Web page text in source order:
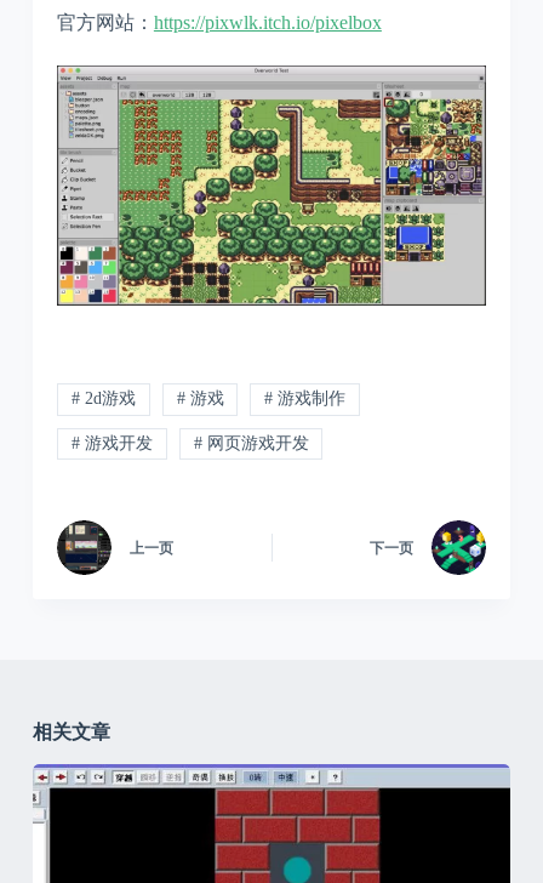
官方网站： https://pixwlk.itch.io/pixelbox
# 2d游戏 # 游戏 # 游戏制作
# 游戏开发 # 网页游戏开发
上一页 下一页
相关文章